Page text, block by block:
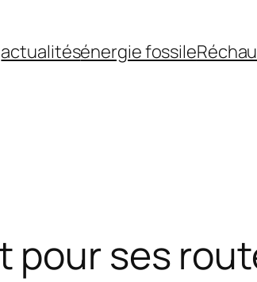
actualitésénergie fossile
pour ses